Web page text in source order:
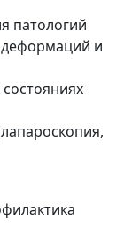
патологий
деформаций и